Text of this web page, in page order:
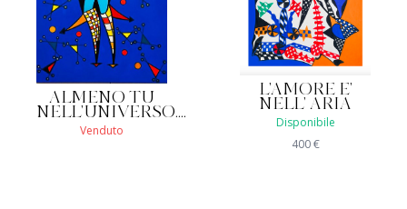
ALMENO TU
NELL'UNIVERSO....
Venduto
L'AMORE E'
NELL' ARIA
Disponibile
400€